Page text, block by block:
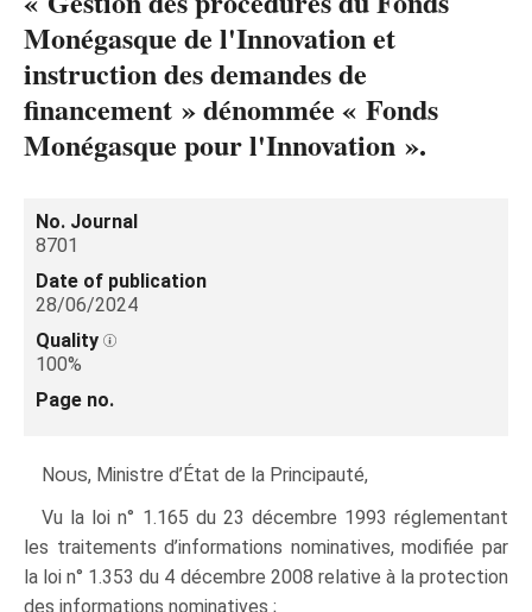
Monégasque de l'Innovation et
instruction des demandes de
financement » dénommée « Fonds
Monégasque pour l'Innovation ».
No. Journal
8701
Date of publication
28/06/2024
Quality
100%
Page no.
Nous, Ministre d’État de la Principauté,
Vu la loi n° 1.165 du 23 décembre 1993 réglementant
les traitements d’informations nominatives, modifiée par
la loi n° 1.353 du 4 décembre 2008 relative à la protection
des informations nominatives ;